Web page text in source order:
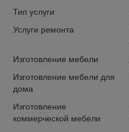
Тип услуги
Услуги ремонта
Изготовление мебели
Изготовление мебели для
дома
Изготовление
коммерческой мебели